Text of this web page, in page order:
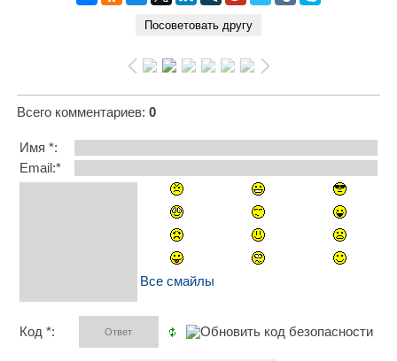
Всего комментариев: 0
Имя *:
Email:*
Все смайлы
Код *: